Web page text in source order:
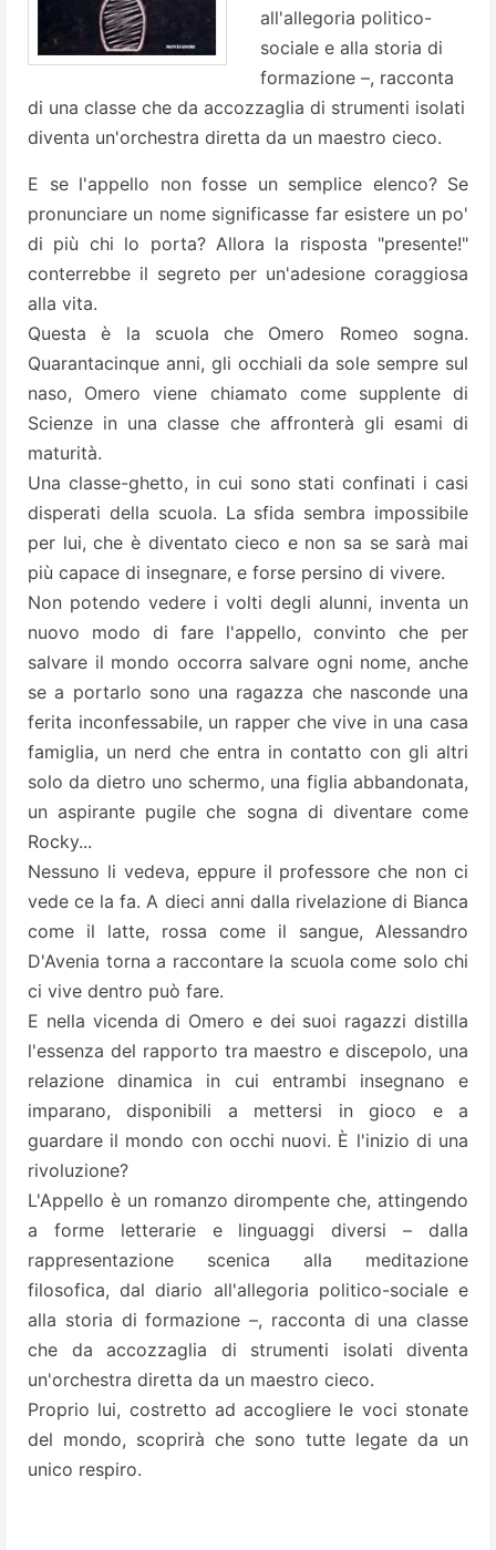
all'allegoria politico-
sociale e alla storia di
formazione –, racconta
di una classe che da accozzaglia di strumenti isolati
diventa un'orchestra diretta da un maestro cieco.
E se l'appello non fosse un semplice elenco? Se
pronunciare un nome significasse far esistere un po'
di più chi lo porta? Allora la risposta "presente!"
conterrebbe il segreto per un'adesione coraggiosa
alla vita.
Questa è la scuola che Omero Romeo sogna.
Quarantacinque anni, gli occhiali da sole sempre sul
naso, Omero viene chiamato come supplente di
Scienze in una classe che affronterà gli esami di
maturità.
Una classe-ghetto, in cui sono stati confinati i casi
disperati della scuola. La sfida sembra impossibile
per lui, che è diventato cieco e non sa se sarà mai
più capace di insegnare, e forse persino di vivere.
Non potendo vedere i volti degli alunni, inventa un
nuovo modo di fare l'appello, convinto che per
salvare il mondo occorra salvare ogni nome, anche
se a portarlo sono una ragazza che nasconde una
ferita inconfessabile, un rapper che vive in una casa
famiglia, un nerd che entra in contatto con gli altri
solo da dietro uno schermo, una figlia abbandonata,
un aspirante pugile che sogna di diventare come
Rocky...
Nessuno li vedeva, eppure il professore che non ci
vede ce la fa. A dieci anni dalla rivelazione di Bianca
come il latte, rossa come il sangue, Alessandro
D'Avenia torna a raccontare la scuola come solo chi
ci vive dentro può fare.
E nella vicenda di Omero e dei suoi ragazzi distilla
l'essenza del rapporto tra maestro e discepolo, una
relazione dinamica in cui entrambi insegnano e
imparano, disponibili a mettersi in gioco e a
guardare il mondo con occhi nuovi. È l'inizio di una
rivoluzione?
L'Appello è un romanzo dirompente che, attingendo
a forme letterarie e linguaggi diversi – dalla
rappresentazione scenica alla meditazione
filosofica, dal diario all'allegoria politico-sociale e
alla storia di formazione –, racconta di una classe
che da accozzaglia di strumenti isolati diventa
un'orchestra diretta da un maestro cieco.
Proprio lui, costretto ad accogliere le voci stonate
del mondo, scoprirà che sono tutte legate da un
unico respiro.